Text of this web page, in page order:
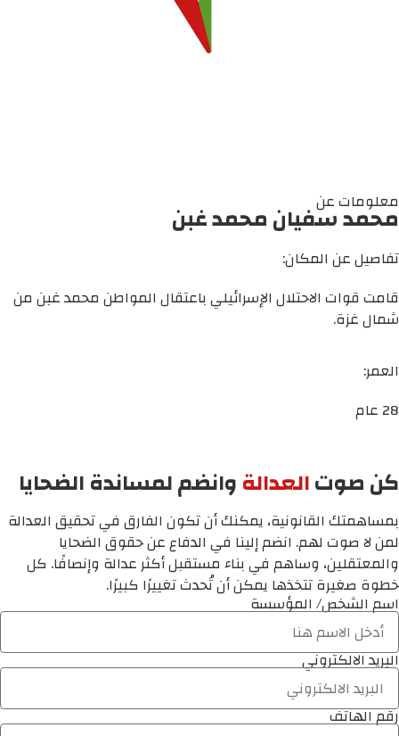
معلومات عن
محمد سفيان محمد غبن
تفاصيل عن المكان:
قامت قوات الاحتلال الإسرائيلي باعتقال المواطن محمد غبن من
شمال غزة.
العمر:
28 عام
كن صوتالعدالةوانضم لمساندة الضحايا
بمساهمتك القانونية، يمكنك أن تكون الفارق في تحقيق العدالة
لمن لا صوت لهم. انضم إلينا في الدفاع عن حقوق الضحايا
والمعتقلين، وساهم في بناء مستقبل أكثر عدالة وإنصافًا. كل
خطوة صغيرة تتخذها يمكن أن تُحدث تغييرًا كبيرًا.
اسم الشخص/ المؤسسة
البريد الالكتروني
رقم الهاتف